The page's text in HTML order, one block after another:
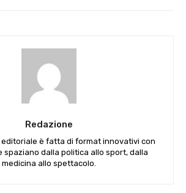
Redazione
è fatta di format innovativi con
spaziano dalla politica allo sport, dalla
medicina allo spettacolo.